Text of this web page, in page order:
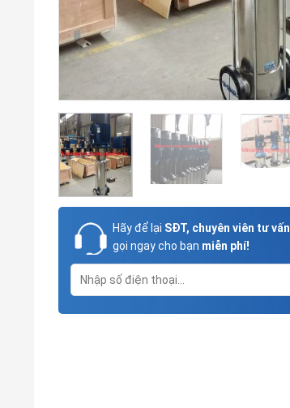
Hãy để lại SĐT, chuyên viên tư vấn
gọi ngay cho bạn miễn phí!